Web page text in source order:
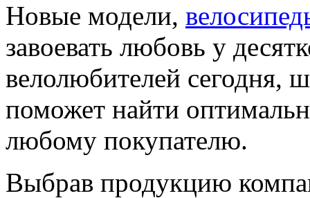
Новые модели,
завоевать любовь у
велолюбителей сегодня,
поможет найти
любому покупателю.
Выбрав продукцию